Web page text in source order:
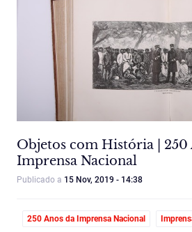
Objetos com História | 250
Imprensa Nacional
Publicado a 15 Nov, 2019 - 14:38
250 Anos da Imprensa Nacional